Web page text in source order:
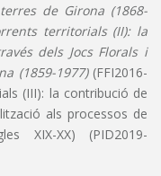
de Girona (1868-
territorials (II): la
dels Jocs Florals i
(1859-1977)(FFI2016-
(III): la contribució de
als processos de
XIX-XX) (PID2019-